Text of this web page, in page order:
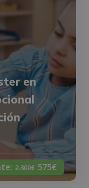
en
2.300€ 575€